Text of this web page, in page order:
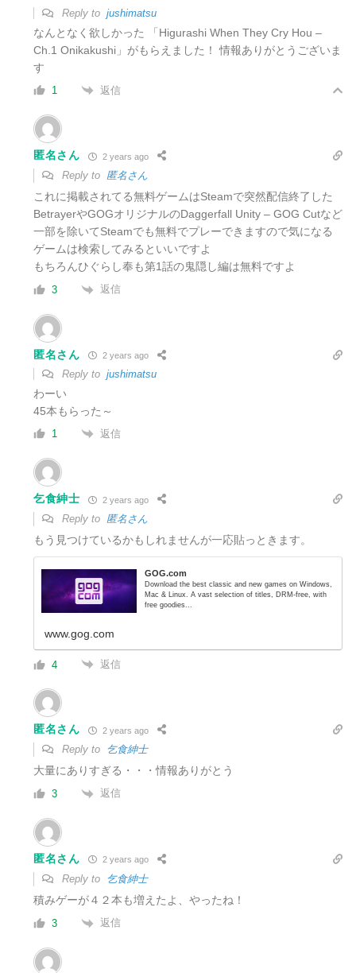
Reply to jushimatsu
なんとなく欲しかった 「Higurashi When They Cry Hou –
Ch.1 Onikakushi」がもらえました！ 情報ありがとうございま
す
1 返信
匿名さん 2 years ago
Reply to 匿名さん
これに掲載されてる無料ゲームはSteamで突然配信終了した
BetrayerやGOGオリジナルのDaggerfall Unity – GOG Cutなど
一部を除いてSteamでも無料でプレーできますので気になる
ゲームは検索してみるといいですよ
もちろんひぐらし奉も第1話の鬼隠し編は無料ですよ
3 返信
匿名さん 2 years ago
Reply to jushimatsu
わーい
45本もらった～
1 返信
乞食紳士 2 years ago
Reply to 匿名さん
もう見つけているかもしれませんが一応貼っときます。
GOG.com
Download the best classic and new games on Windows,
Mac & Linux. A vast selection of titles, DRM-free, with
free goodies...
www.gog.com
4 返信
匿名さん 2 years ago
Reply to 乞食紳士
大量にありすぎる・・・情報ありがとう
3 返信
匿名さん 2 years ago
Reply to 乞食紳士
積みゲーが４２本も増えたよ、やったね！
3 返信